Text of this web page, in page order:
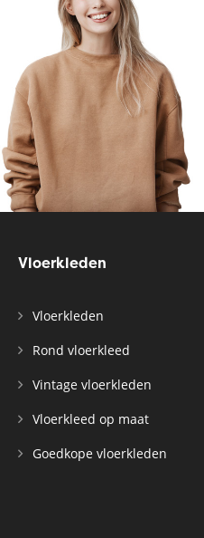
Vloerkleden
Vloerkleden
Rond vloerkleed
Vintage vloerkleden
Vloerkleed op maat
Goedkope vloerkleden